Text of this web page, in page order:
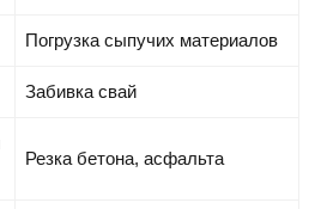
Погрузка сыпучих материалов
Забивка свай
Резка бетона, асфальта